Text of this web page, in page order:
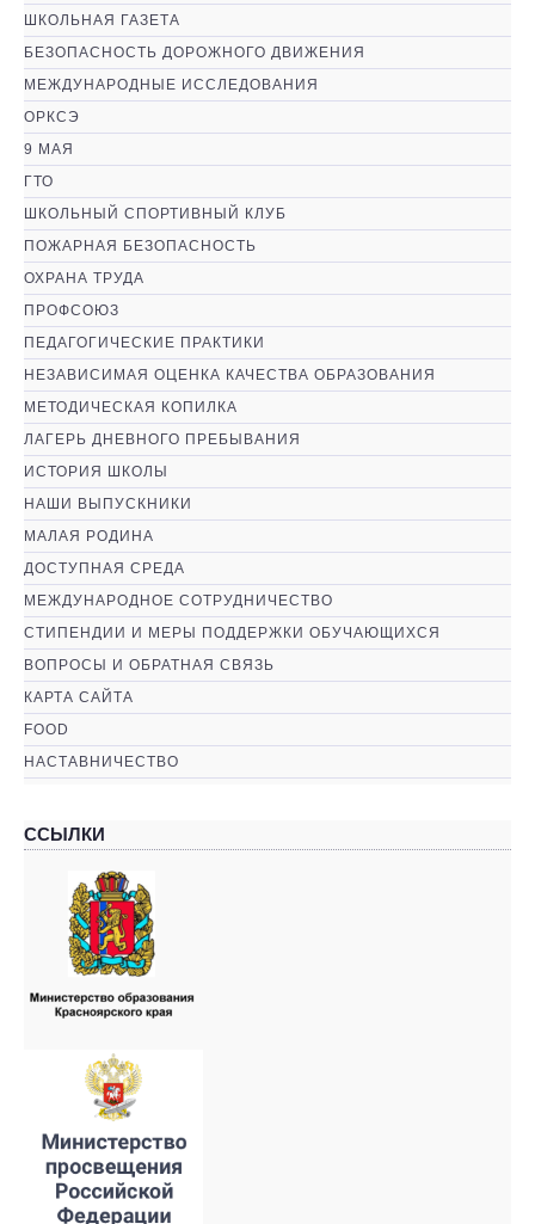
ШКОЛЬНАЯ ГАЗЕТА
БЕЗОПАСНОСТЬ ДОРОЖНОГО ДВИЖЕНИЯ
МЕЖДУНАРОДНЫЕ ИССЛЕДОВАНИЯ
ОРКСЭ
9 МАЯ
ГТО
ШКОЛЬНЫЙ СПОРТИВНЫЙ КЛУБ
ПОЖАРНАЯ БЕЗОПАСНОСТЬ
ОХРАНА ТРУДА
ПРОФСОЮЗ
ПЕДАГОГИЧЕСКИЕ ПРАКТИКИ
НЕЗАВИСИМАЯ ОЦЕНКА КАЧЕСТВА ОБРАЗОВАНИЯ
МЕТОДИЧЕСКАЯ КОПИЛКА
ЛАГЕРЬ ДНЕВНОГО ПРЕБЫВАНИЯ
ИСТОРИЯ ШКОЛЫ
НАШИ ВЫПУСКНИКИ
МАЛАЯ РОДИНА
ДОСТУПНАЯ СРЕДА
МЕЖДУНАРОДНОЕ СОТРУДНИЧЕСТВО
СТИПЕНДИИ И МЕРЫ ПОДДЕРЖКИ ОБУЧАЮЩИХСЯ
ВОПРОСЫ И ОБРАТНАЯ СВЯЗЬ
КАРТА САЙТА
FOOD
НАСТАВНИЧЕСТВО
ССЫЛКИ